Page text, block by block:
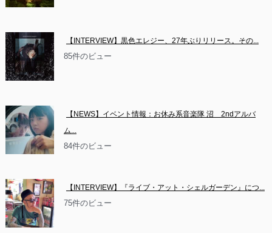
【INTERVIEW】黒色エレジー、27年ぶりリリース。その...
85件のビュー
【NEWS】イベント情報：お休み系音楽隊 沼　2ndアルバ
ム...
84件のビュー
【INTERVIEW】『ライブ・アット・シェルガーデン』につ...
75件のビュー